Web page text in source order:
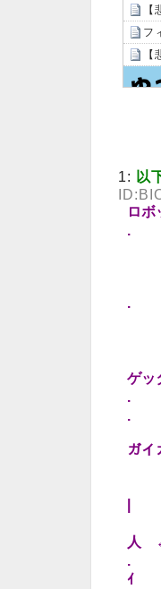
フ
1: 以
ロボ
.
|:
.
/
ﾄ
|:
ゲッ
. |:
. ﾏ
ﾏ:.
ガイ
Ｖ
|
/
人
. {;
ｲ